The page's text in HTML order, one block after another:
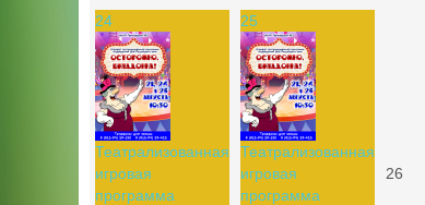
24
Театрализованная
игровая
программа
25
Театрализованная
игровая
программа
26